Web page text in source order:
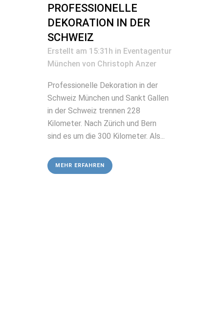
PROFESSIONELLE
DEKORATION IN DER
SCHWEIZ
Erstellt am 15:31h in Eventagentur
München von Christoph Anzer
Professionelle Dekoration in der
Schweiz München und Sankt Gallen
in der Schweiz trennen 228
Kilometer. Nach Zürich und Bern
sind es um die 300 Kilometer. Als...
MEHR ERFAHREN